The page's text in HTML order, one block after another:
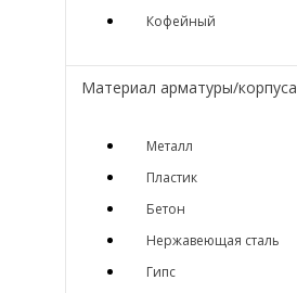
Кофейный
Материал арматуры/корпуса
Металл
Пластик
Бетон
Нержавеющая сталь
Гипс